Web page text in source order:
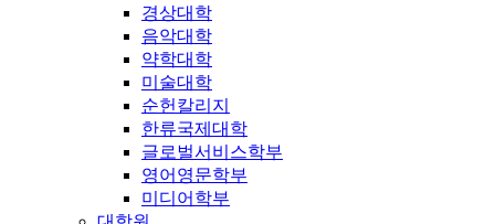
경상대학
음악대학
약학대학
미술대학
순헌칼리지
한류국제대학
글로벌서비스학부
영어영문학부
미디어학부